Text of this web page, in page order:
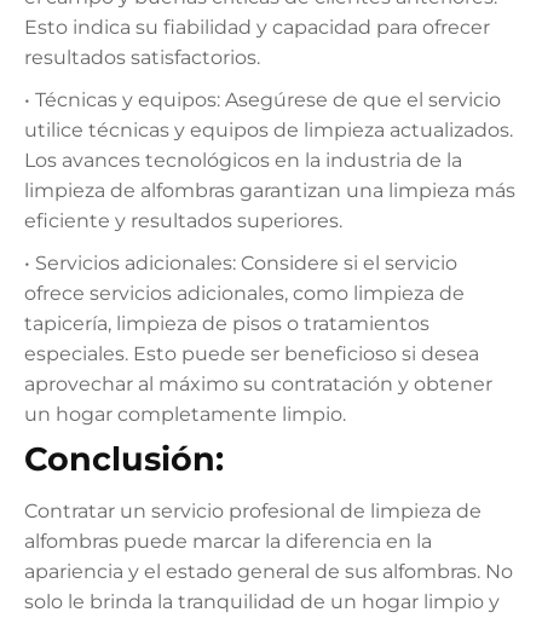
Esto indica su fiabilidad y capacidad para ofrecer
resultados satisfactorios.
• Técnicas y equipos: Asegúrese de que el servicio
utilice técnicas y equipos de limpieza actualizados.
Los avances tecnológicos en la industria de la
limpieza de alfombras garantizan una limpieza más
eficiente y resultados superiores.
• Servicios adicionales: Considere si el servicio
ofrece servicios adicionales, como limpieza de
tapicería, limpieza de pisos o tratamientos
especiales. Esto puede ser beneficioso si desea
aprovechar al máximo su contratación y obtener
un hogar completamente limpio.
Conclusión:
Contratar un servicio profesional de limpieza de
alfombras puede marcar la diferencia en la
apariencia y el estado general de sus alfombras. No
solo le brinda la tranquilidad de un hogar limpio y